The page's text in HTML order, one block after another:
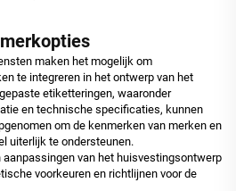
maken het mogelijk om
te integreren in het ontwerp van het
etiketteringen, waaronder
en technische specificaties, kunnen
om de kenmerken van merken en
uiterlijk te ondersteunen.
van het huisvestingsontwerp
voorkeuren en richtlijnen voor de